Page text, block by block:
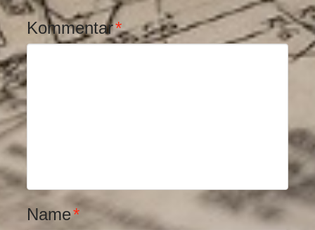
Kommentar*
Name*